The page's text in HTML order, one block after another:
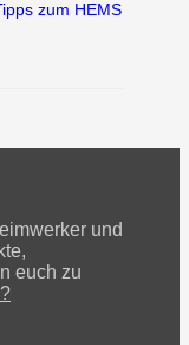
zum HEMS
und
euch zu